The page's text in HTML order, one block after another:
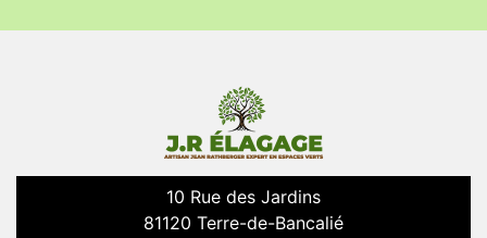
10 Rue des Jardins
81120 Terre-de-Bancalié